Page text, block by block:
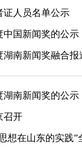
证人员名单公示
中国新闻奖的公示
湖南新闻奖融合
湖南新闻奖的公示
召开